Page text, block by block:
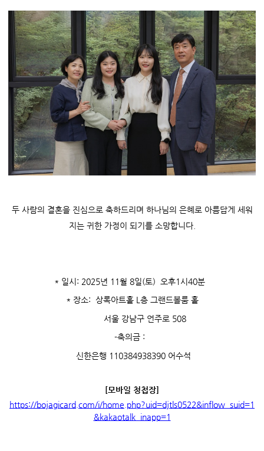
두 사람의 결혼을 진심으로 축하드리며 하나님의 은혜로 아름답게 세워
지는 귀한 가정이 되기를 소망합니다.
* 일시: 2025년 11월 8일(토) 오후1시40분
* 장소: 상록아트홀 L층 그랜드볼룸 홀
서울 강남구 언주로 508
-축의금 :
신한은행 110384938390 어수석
[모바일 청첩장]
https://bojagicard.com/i/home.php?uid=djtls0522&inflow_suid=1
&kakaotalk_inapp=1